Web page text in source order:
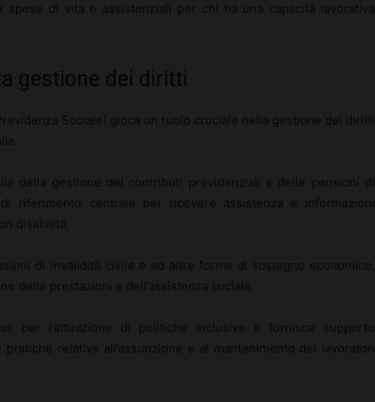
spese di vita e assistenziali per chi ha una capacità lavorativa
gestione dei diritti
Sociale) gioca un ruolo cruciale nella gestione dei diritti
della gestione dei contributi previdenziali e delle pensioni di
riferimento centrale per ricevere assistenza e informazioni
disabilità.
di invalidità civile e ad altre forme di sostegno economico,
delle prestazioni e dell’assistenza sociale.
per l’attuazione di politiche inclusive e fornisce supporto
relative all’assunzione e al mantenimento dei lavoratori